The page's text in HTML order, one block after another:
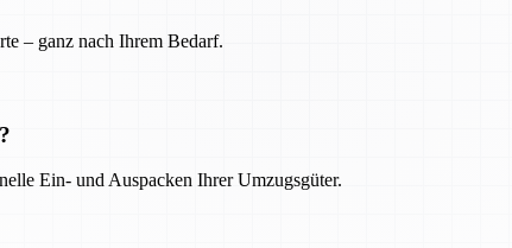
– ganz nach Ihrem Bedarf.
Ein- und Auspacken Ihrer Umzugsgüter.